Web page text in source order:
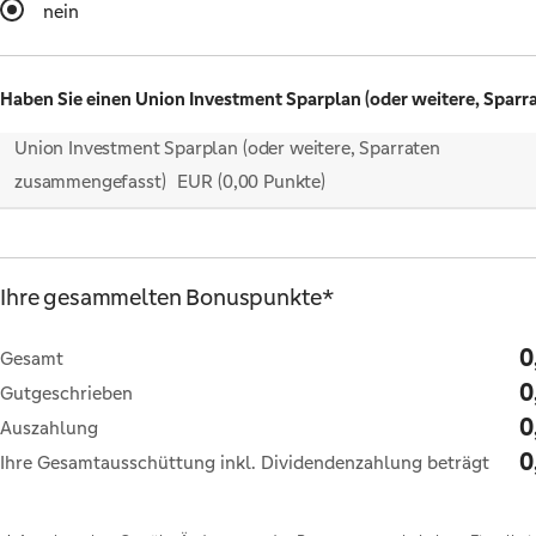
nein
Haben Sie einen Union Investment Sparplan (oder weitere,
Union Investment Sparplan (oder weitere, Sparraten
zusammengefasst) EUR (0,00 Punkte)
Ihre gesammelten Bonuspunkte*
Gesamt
Gutgeschrieben
Auszahlung
Ihre Gesamtausschüttung inkl. Dividendenzahlung beträgt